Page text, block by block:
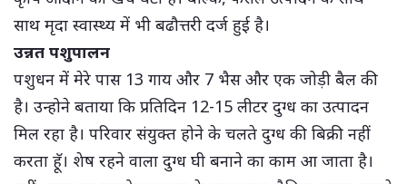
साथ मृदा स्वास्थ्य में भी बढौत्तरी दर्ज हुई है।
उन्नत पशुपालन
पशुधन में मेरे पास 13 गाय और 7 भैस और एक जोड़ी बैल की
है। उन्होने बताया कि प्रतिदिन 12-15 लीटर दुग्ध का उत्पादन
मिल रहा है। परिवार संयुक्त होने के चलते दुग्ध की बिक्री नहीं
करता हॅू। शेष रहने वाला दुग्ध घी बनाने का काम आ जाता है।